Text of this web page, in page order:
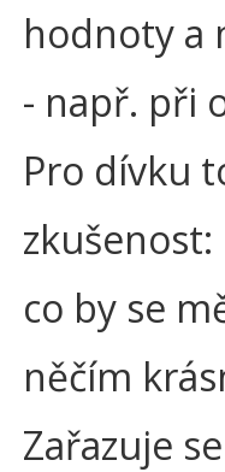
hodnoty a
- např. při
Pro dívku
co by se
něčím
Zařazuje